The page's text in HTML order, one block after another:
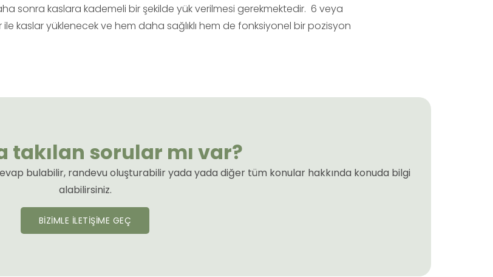
sonra kaslara kademeli bir şekilde yük verilmesi gerekmektedir. 6 veya
yüklenecek ve hem daha sağlıklı hem de fonksiyonel bir pozisyon
takılan sorular mı var?
bulabilir, randevu oluşturabilir yada yada diğer tüm konular hakkında konuda bilgi
alabilirsiniz.
BİZİMLE İLETİŞİME GEÇ